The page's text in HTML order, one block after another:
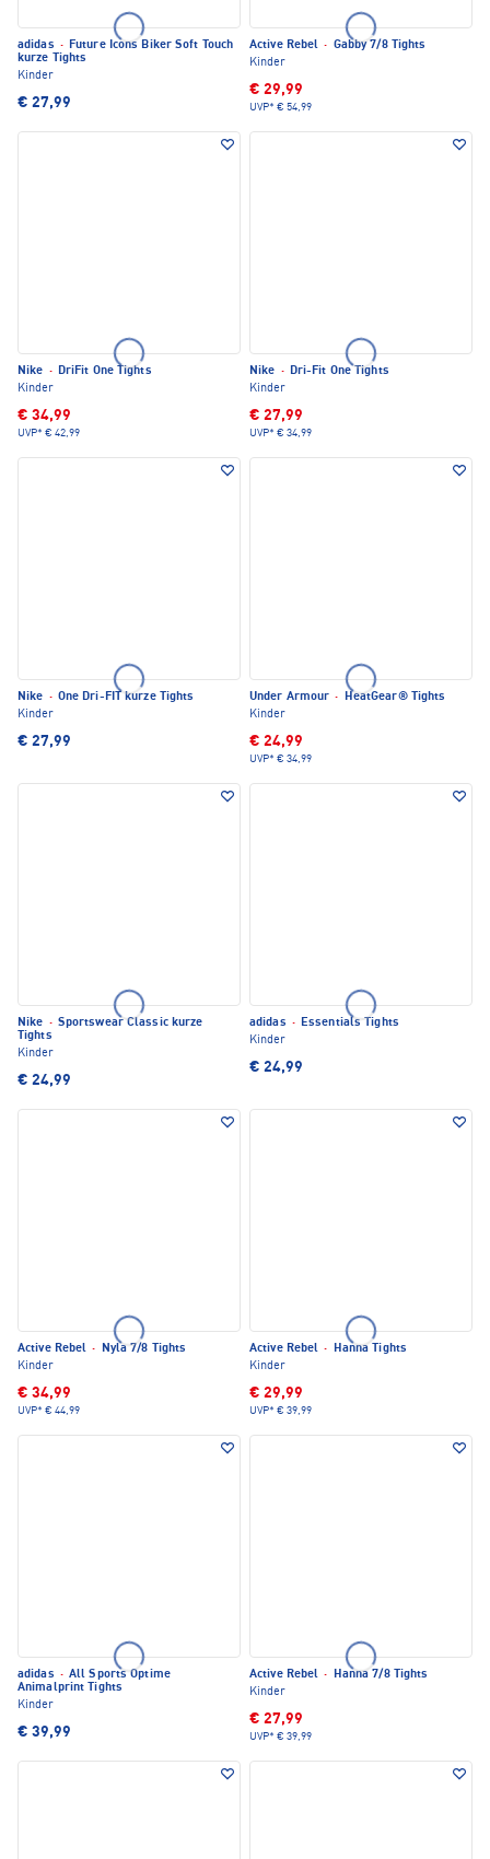
adidas · Future Icons Biker Soft Touch
kurze Tights
Kinder
€ 27,99
Active Rebel · Gabby 7/8 Tights
Kinder
€ 29,99
UVP* € 54,99
Nike · DriFit One Tights
Kinder
€ 34,99
UVP* € 42,99
Nike · Dri-Fit One Tights
Kinder
€ 27,99
UVP* € 34,99
Nike · One Dri-FIT kurze Tights
Kinder
€ 27,99
Under Armour ·
HeatGear® Tights
Kinder
€ 24,99
UVP* € 34,99
Nike · Sportswear Classic kurze
Tights
Kinder
€ 24,99
adidas · Essentials Tights
Kinder
€ 24,99
Active Rebel ·
Nyla 7/8 Tights
Kinder
€ 34,99
UVP* € 44,99
Active Rebel ·
Hanna Tights
Kinder
€ 29,99
UVP* € 39,99
adidas · All Sports Optime
Animalprint Tights
Kinder
€ 39,99
Active Rebel ·
Hanna 7/8 Tights
Kinder
€ 27,99
UVP* € 39,99